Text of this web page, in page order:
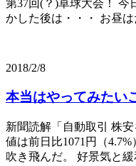
第37回(？)卓球大会！
かした後は・・・ お昼
2018/2/8
本当はやってみた
新聞読解「自動取引 株
値は前日比1071円（
吹き飛んだ。 好景気と